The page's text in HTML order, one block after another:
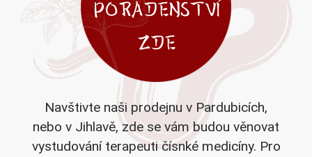
ZDE
Navštivte naši prodejnu v Pardubicích,
nebo v Jihlavě, zde se vám budou věnovat
vystudování terapeuti čísnké medicíny. Pro